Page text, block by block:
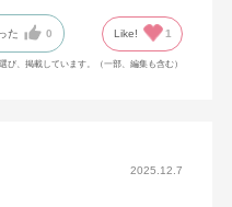
た 0 Like! 1
び、掲載しています。（一部、編集も含む）
2025.12.7